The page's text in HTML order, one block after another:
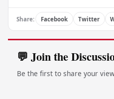
Share: Facebook Twitter
💬 Join the
Be the first to share your